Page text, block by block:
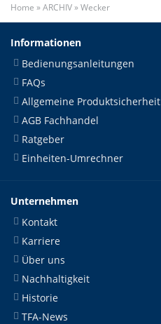
Home »ARCHIV»Wecker
Informationen
Bedienungsanleitungen
FAQs
Allgemeine Produktsicherheit
AGB Fachhandel
Ratgeber
Einheiten-Umrechner
Unternehmen
Kontakt
Karriere
Über uns
Nachhaltigkeit
Historie
TFA-News